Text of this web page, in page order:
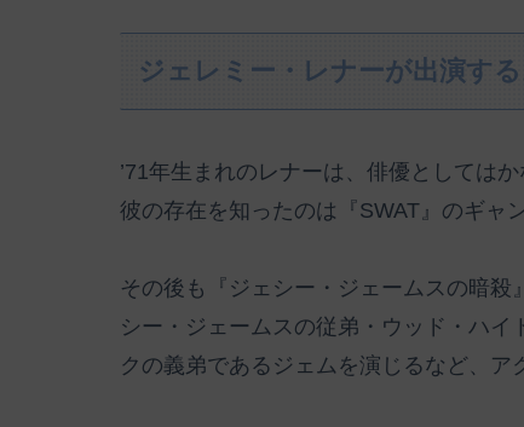
ジェレミー・レナーが出演す
’71年生まれのレナーは、俳優としてはか
彼の存在を知ったのは『SWAT』のギャ
その後も『ジェシー・ジェームスの暗
シー・ジェームスの従弟・ウッド・ハ
クの義弟であるジェムを演じるなど、ア